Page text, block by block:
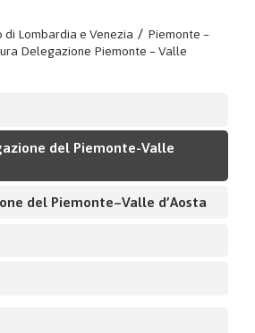
di Lombardia e Venezia / Piemonte –
Delegazione Piemonte – Valle
del Piemonte-Valle
del Piemonte–Valle d’Aosta